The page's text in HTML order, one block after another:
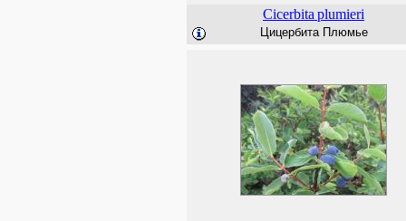
Cicerbita plumieri
Цицербита Плюмье